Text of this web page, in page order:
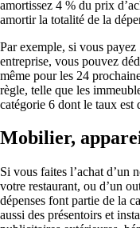
amortissez 4 % du prix
amortir la totalité de la
Par exemple, si vous
entreprise, vous pouvez
même pour les 24
règle, telle que les
catégorie 6 dont le taux est
Mobilier,
Si vous faites l’achat d’un
votre restaurant, ou d’un
dépenses font partie de la
aussi des présentoirs et